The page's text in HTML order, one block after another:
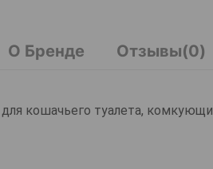
О Бренде Отзывы(0)
кошачьего туалетa,